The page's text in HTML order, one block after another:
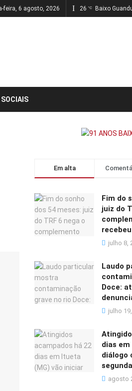
feira, 6 agosto, 2026 26 °C Baixo
SOCIAIS
Em alta
Fim do
juiz do
julho 8,
Laudo
Doce:
julho
dias
diálogo
agosto